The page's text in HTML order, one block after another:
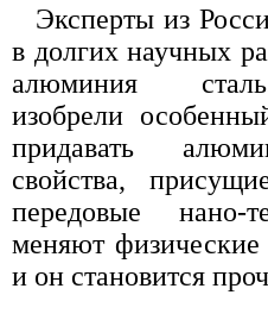
Эксперты из
в долгих научных
алюминия
изобрели
придавать
свойства,
передовые нано-
меняют
и он становится